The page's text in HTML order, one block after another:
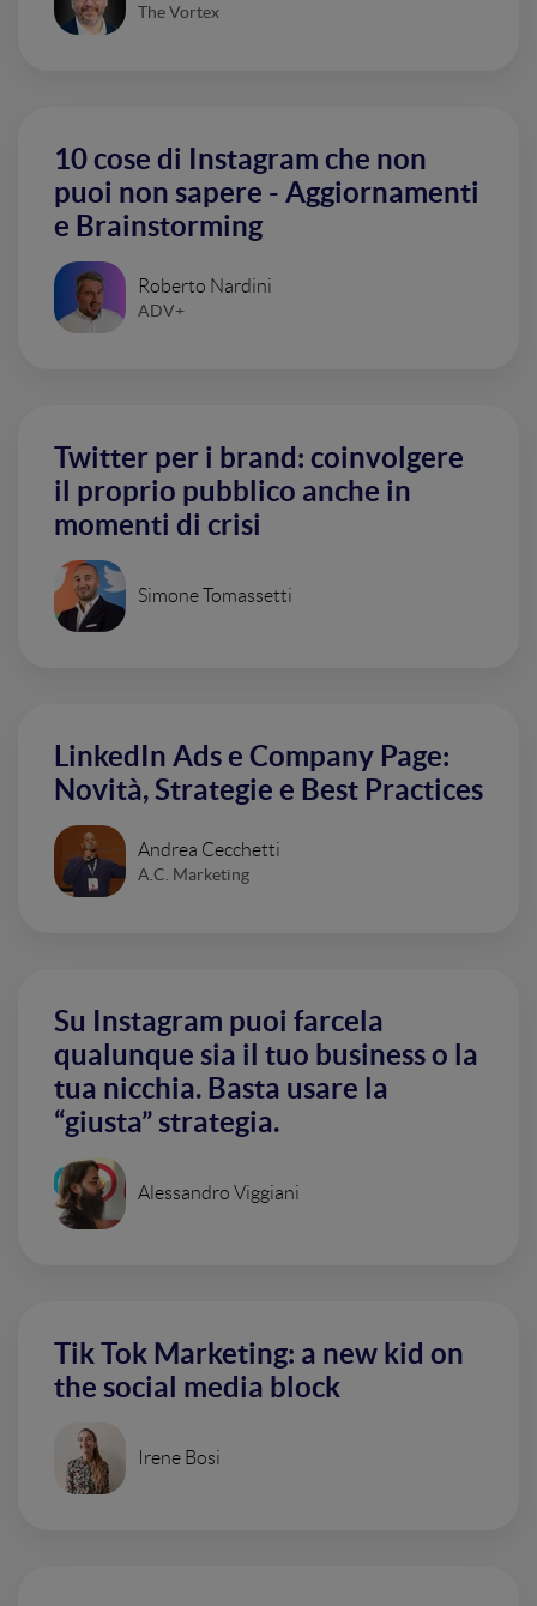
The Vortex
10 cose di Instagram che non
puoi non sapere - Aggiornamenti
e Brainstorming
Roberto Nardini
ADV+
Twitter per i brand: coinvolgere
il proprio pubblico anche in
momenti di crisi
Simone Tomassetti
LinkedIn Ads e Company Page:
Novità, Strategie e Best Practices
Andrea Cecchetti
A.C. Marketing
Su Instagram puoi farcela
qualunque sia il tuo business o la
tua nicchia. Basta usare la
“giusta” strategia.
Alessandro Viggiani
Tik Tok Marketing: a new kid on
the social media block
Irene Bosi